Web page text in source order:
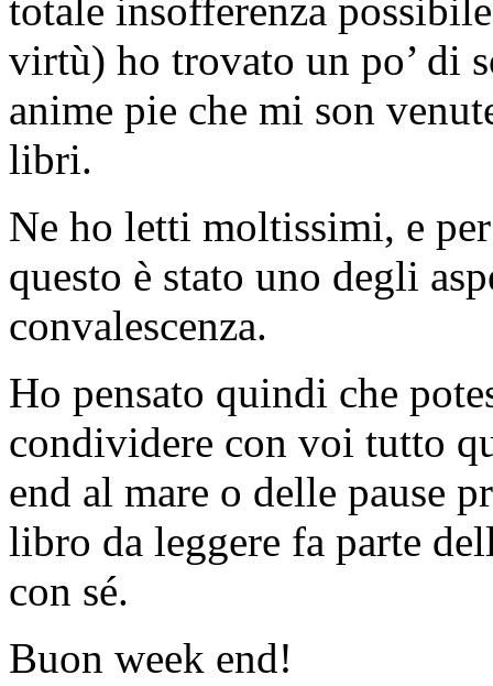
totale insofferenza
virtù) ho trovato un po’ di
anime pie che mi son
libri.
Ne ho letti moltissimi, e
questo è stato uno degli
convalescenza.
Ho pensato quindi che
condividere con voi tutto
end al mare o delle pause
libro da leggere fa parte
con sé.
Buon week end!